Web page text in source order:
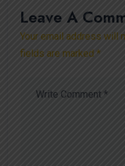
Leave A
Your email address will
fields are marked *